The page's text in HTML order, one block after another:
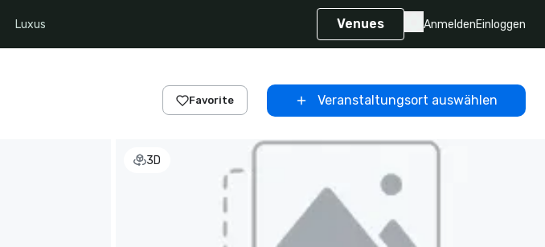
Luxus Venues AnmeldenEinloggen
Favorite Veranstaltungsort auswählen
3D